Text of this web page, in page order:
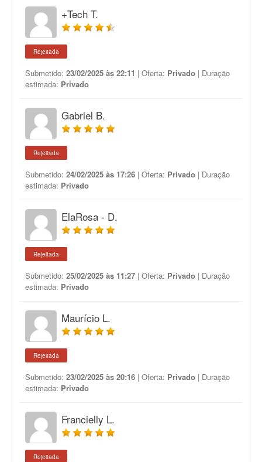
+Tech T.
Rejeitada
Submetido: 23/02/2025 às 22:11 | Oferta: Privado | Duração
estimada: Privado
Gabriel B.
Rejeitada
Submetido: 24/02/2025 às 17:26 | Oferta: Privado | Duração
estimada: Privado
ElaRosa - D.
Rejeitada
Submetido: 25/02/2025 às 11:27 | Oferta: Privado | Duração
estimada: Privado
Maurício L.
Rejeitada
Submetido: 23/02/2025 às 20:16 | Oferta: Privado | Duração
estimada: Privado
Francielly L.
Rejeitada